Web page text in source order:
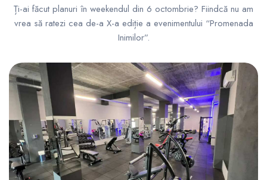
Ți-ai făcut planuri în weekendul din 6 octombrie? Fiindcă nu am
vrea să ratezi cea de-a X-a ediție a evenimentului “Promenada
Inimilor”.